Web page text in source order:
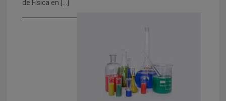
de Física en […]